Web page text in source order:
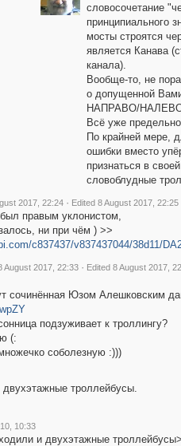
словосочетание
принципиального
мосты строятся
является Канава
канала).
Вообще-то, не
о допущенной
НАПРАВО/
Всё уже
По крайней мере,
ошибки вместо
признаться в
словоблудные
2017, 22:24 · Edited 8 August 2017, 22:25
правым уклонистом,
ни при чём ) >>
c837437/v837437044/38d11/
August 2017, 22:33 · Edited 8 August 2017,
сочинённая Юзом Алешковским
подзуживает к троллингу?
(:
соболезную :)))
троллейбусы.
10:33
и двухэтажные